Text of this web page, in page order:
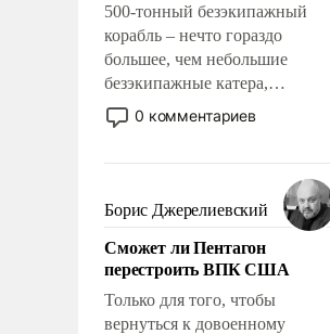
500-тонный безэкипажный
корабль – нечто гораздо
большее, чем небольшие
безэкипажные катера,
применение которых уже
стало обыденностью. Задача по
сложна и амбициозна. Однако
и ее реализация радикально
поднимет наши боевые
возможности.
0 комментариев
Борис Джерелиевский
Сможет ли Пентагон
перестроить ВПК США
Только для того, чтобы
вернуться к довоенному